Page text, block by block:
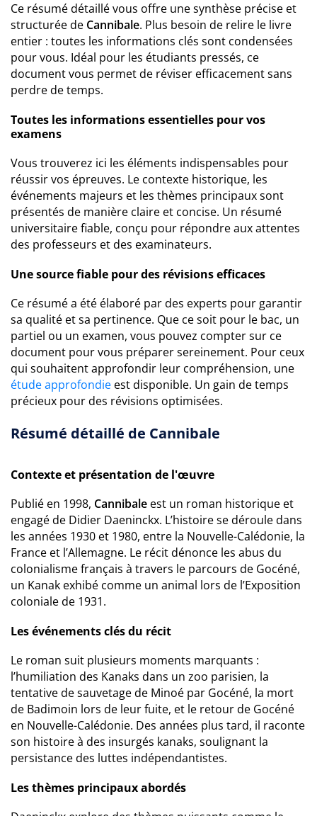
Ce résumé détaillé vous offre une synthèse précise et
structurée de Cannibale. Plus besoin de relire le livre
entier : toutes les informations clés sont condensées
pour vous. Idéal pour les étudiants pressés, ce
document vous permet de réviser efficacement sans
perdre de temps.
Toutes les informations essentielles pour vos
examens
Vous trouverez ici les éléments indispensables pour
réussir vos épreuves. Le contexte historique, les
événements majeurs et les thèmes principaux sont
présentés de manière claire et concise. Un résumé
universitaire fiable, conçu pour répondre aux attentes
des professeurs et des examinateurs.
Une source fiable pour des révisions efficaces
Ce résumé a été élaboré par des experts pour garantir
sa qualité et sa pertinence. Que ce soit pour le bac, un
partiel ou un examen, vous pouvez compter sur ce
document pour vous préparer sereinement. Pour ceux
qui souhaitent approfondir leur compréhension, une
étude approfondie est disponible. Un gain de temps
précieux pour des révisions optimisées.
Résumé détaillé de Cannibale
Contexte et présentation de l'œuvre
Publié en 1998, Cannibale est un roman historique et
engagé de Didier Daeninckx. L’histoire se déroule dans
les années 1930 et 1980, entre la Nouvelle-Calédonie, la
France et l’Allemagne. Le récit dénonce les abus du
colonialisme français à travers le parcours de Gocéné,
un Kanak exhibé comme un animal lors de l’Exposition
coloniale de 1931.
Les événements clés du récit
Le roman suit plusieurs moments marquants :
l’humiliation des Kanaks dans un zoo parisien, la
tentative de sauvetage de Minoé par Gocéné, la mort
de Badimoin lors de leur fuite, et le retour de Gocéné
en Nouvelle-Calédonie. Des années plus tard, il raconte
son histoire à des insurgés kanaks, soulignant la
persistance des luttes indépendantistes.
Les thèmes principaux abordés